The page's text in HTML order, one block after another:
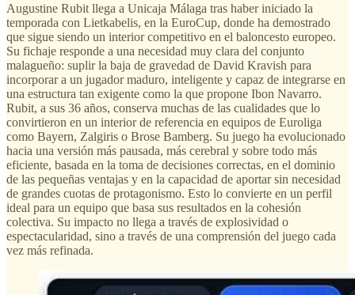
Augustine Rubit llega a Unicaja Málaga tras haber iniciado la
temporada con Lietkabelis, en la EuroCup, donde ha demostrado
que sigue siendo un interior competitivo en el baloncesto europeo.
Su fichaje responde a una necesidad muy clara del conjunto
malagueño: suplir la baja de gravedad de David Kravish para
incorporar a un jugador maduro, inteligente y capaz de integrarse en
una estructura tan exigente como la que propone Ibon Navarro.
Rubit, a sus 36 años, conserva muchas de las cualidades que lo
convirtieron en un interior de referencia en equipos de Euroliga
como Bayern, Zalgiris o Brose Bamberg. Su juego ha evolucionado
hacia una versión más pausada, más cerebral y sobre todo más
eficiente, basada en la toma de decisiones correctas, en el dominio
de las pequeñas ventajas y en la capacidad de aportar sin necesidad
de grandes cuotas de protagonismo. Esto lo convierte en un perfil
ideal para un equipo que basa sus resultados en la cohesión
colectiva. Su impacto no llega a través de explosividad o
espectacularidad, sino a través de una comprensión del juego cada
vez más refinada.